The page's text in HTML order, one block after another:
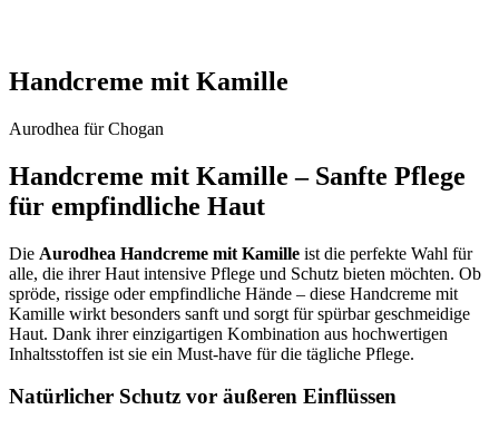
Handcreme mit Kamille
Aurodhea für Chogan
Handcreme mit Kamille – Sanfte Pflege
für empfindliche Haut
Die Aurodhea Handcreme mit Kamille ist die perfekte Wahl für
alle, die ihrer Haut intensive Pflege und Schutz bieten möchten. Ob
spröde, rissige oder empfindliche Hände – diese Handcreme mit
Kamille wirkt besonders sanft und sorgt für spürbar geschmeidige
Haut. Dank ihrer einzigartigen Kombination aus hochwertigen
Inhaltsstoffen ist sie ein Must-have für die tägliche Pflege.
Natürlicher Schutz vor äußeren Einflüssen